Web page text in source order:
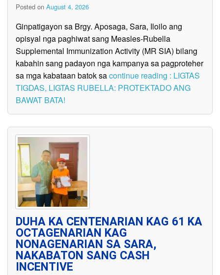
Posted on August 4, 2026
Ginpatigayon sa Brgy. Aposaga, Sara, Iloilo ang
opisyal nga paghiwat sang Measles-Rubella
Supplemental Immunization Activity (MR SIA) bilang
kabahin sang padayon nga kampanya sa pagproteher
sa mga kabataan batok sacontinue reading : LIGTAS
TIGDAS, LIGTAS RUBELLA: PROTEKTADO ANG
BAWAT BATA!
DUHA KA CENTENARIAN KAG 61 KA
OCTAGENARIAN KAG
NONAGENARIAN SA SARA,
NAKABATON SANG CASH
INCENTIVE